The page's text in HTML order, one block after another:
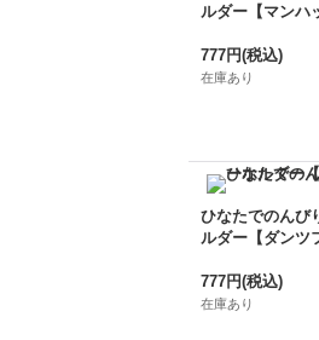
ルダー【マンハ
777円(税込)
在庫あり
ひなたでのんび
ルダー【ダンツ
777円(税込)
在庫あり